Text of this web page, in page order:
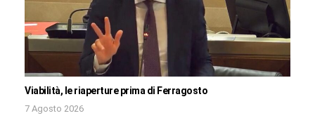
Viabilità, le riaperture prima di Ferragosto
7 Agosto 2026